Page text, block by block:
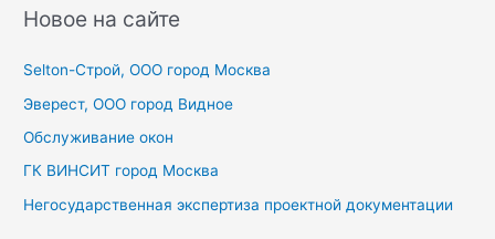
с
:
Новое на сайте
Selton-Строй, OOO город Москва
Эверест, ООО город Видное
Обслуживание окон
ГК ВИНСИТ город Москва
Негосударственная экспертиза проектной документации